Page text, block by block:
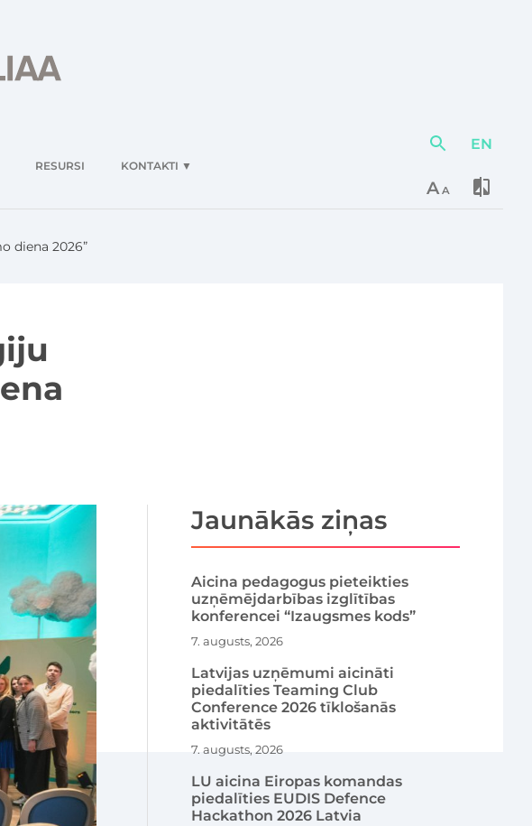
RESURSI KONTAKTI ▼
DarbībasEN
AA
diena 2026”
Jaunākās ziņas
Aicina pedagogus pieteikties
uzņēmējdarbības izglītības
konferencei “Izaugsmes kods”
7. augusts, 2026
Latvijas uzņēmumi aicināti
piedalīties Teaming Club
Conference 2026 tīklošanās
aktivitātēs
7. augusts, 2026
LU aicina Eiropas komandas
piedalīties EUDIS Defence
Hackathon 2026 Latvia